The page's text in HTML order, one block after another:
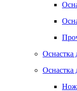
Оснастка
Оснастка